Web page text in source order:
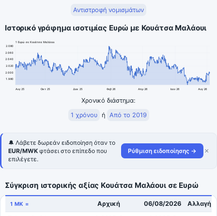
Αντιστροφή νομισμάτων
Ιστορικό γράφημα ισοτιμίας Ευρώ με Κουάτσα Μαλάουι
1.980
2.000
2.020
2.040
2.060
2.080
Αυγ 25 Οκτ 25 Δεκ 25 Φεβ 26 Απρ 26 Ιουν 26 Αυγ 26
1 Ευρώ σε Κουάτσα Μαλάουι
Χρονικό διάστημα:
1 χρόνου
ή Από το 2019
🔔 Λάβετε δωρεάν ειδοποίηση όταν το
EUR/MWK φτάσει στο επίπεδο που
επιλέγετε.
Ρύθμιση ειδοποίησης → ×
Σύγκριση ιστορικής αξίας Κουάτσα Μαλάουι σε Ευρώ
1 MK = Αρχική 06/08/2026 Αλλαγή